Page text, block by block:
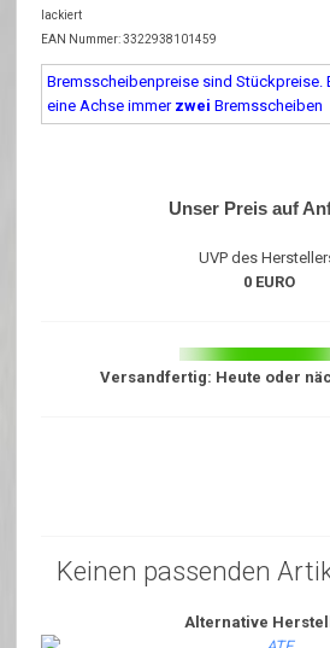
lackiert
EAN Nummer: 3322938101459
Bremsscheibenpreise sind Stückpreise.
eine Achse immer zwei Bremsscheiben
Unser Preis auf
UVP des
0 EURO
Versandfertig: Heute oder
Keinen passenden
Alternative